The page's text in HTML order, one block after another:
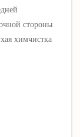
стороны
химчистка